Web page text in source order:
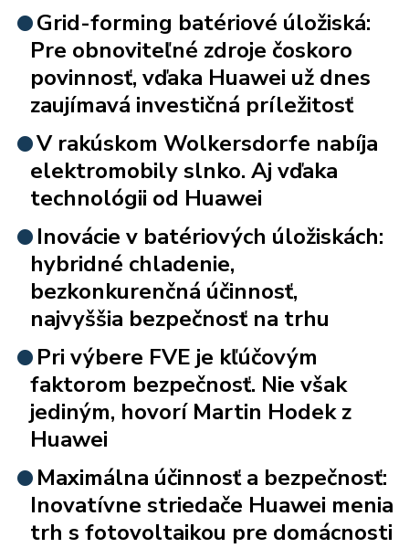
Grid-forming batériové úložiská:
Pre obnoviteľné zdroje čoskoro
povinnosť, vďaka Huawei už dnes
zaujímavá investičná príležitosť
V rakúskom Wolkersdorfe nabíja
elektromobily slnko. Aj vďaka
technológii od Huawei
Inovácie v batériových úložiskách:
hybridné chladenie,
bezkonkurenčná účinnosť,
najvyššia bezpečnosť na trhu
Pri výbere FVE je kľúčovým
faktorom bezpečnosť. Nie však
jediným, hovorí Martin Hodek z
Huawei
Maximálna účinnosť a bezpečnosť:
Inovatívne striedače Huawei menia
trh s fotovoltaikou pre domácnosti